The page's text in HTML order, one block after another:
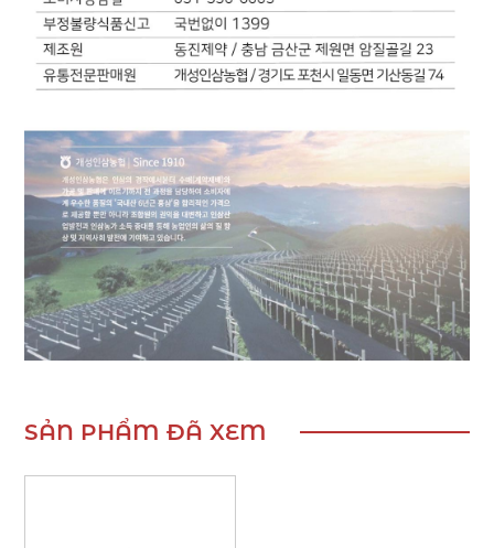
SẢN PHẨM ĐÃ XEM